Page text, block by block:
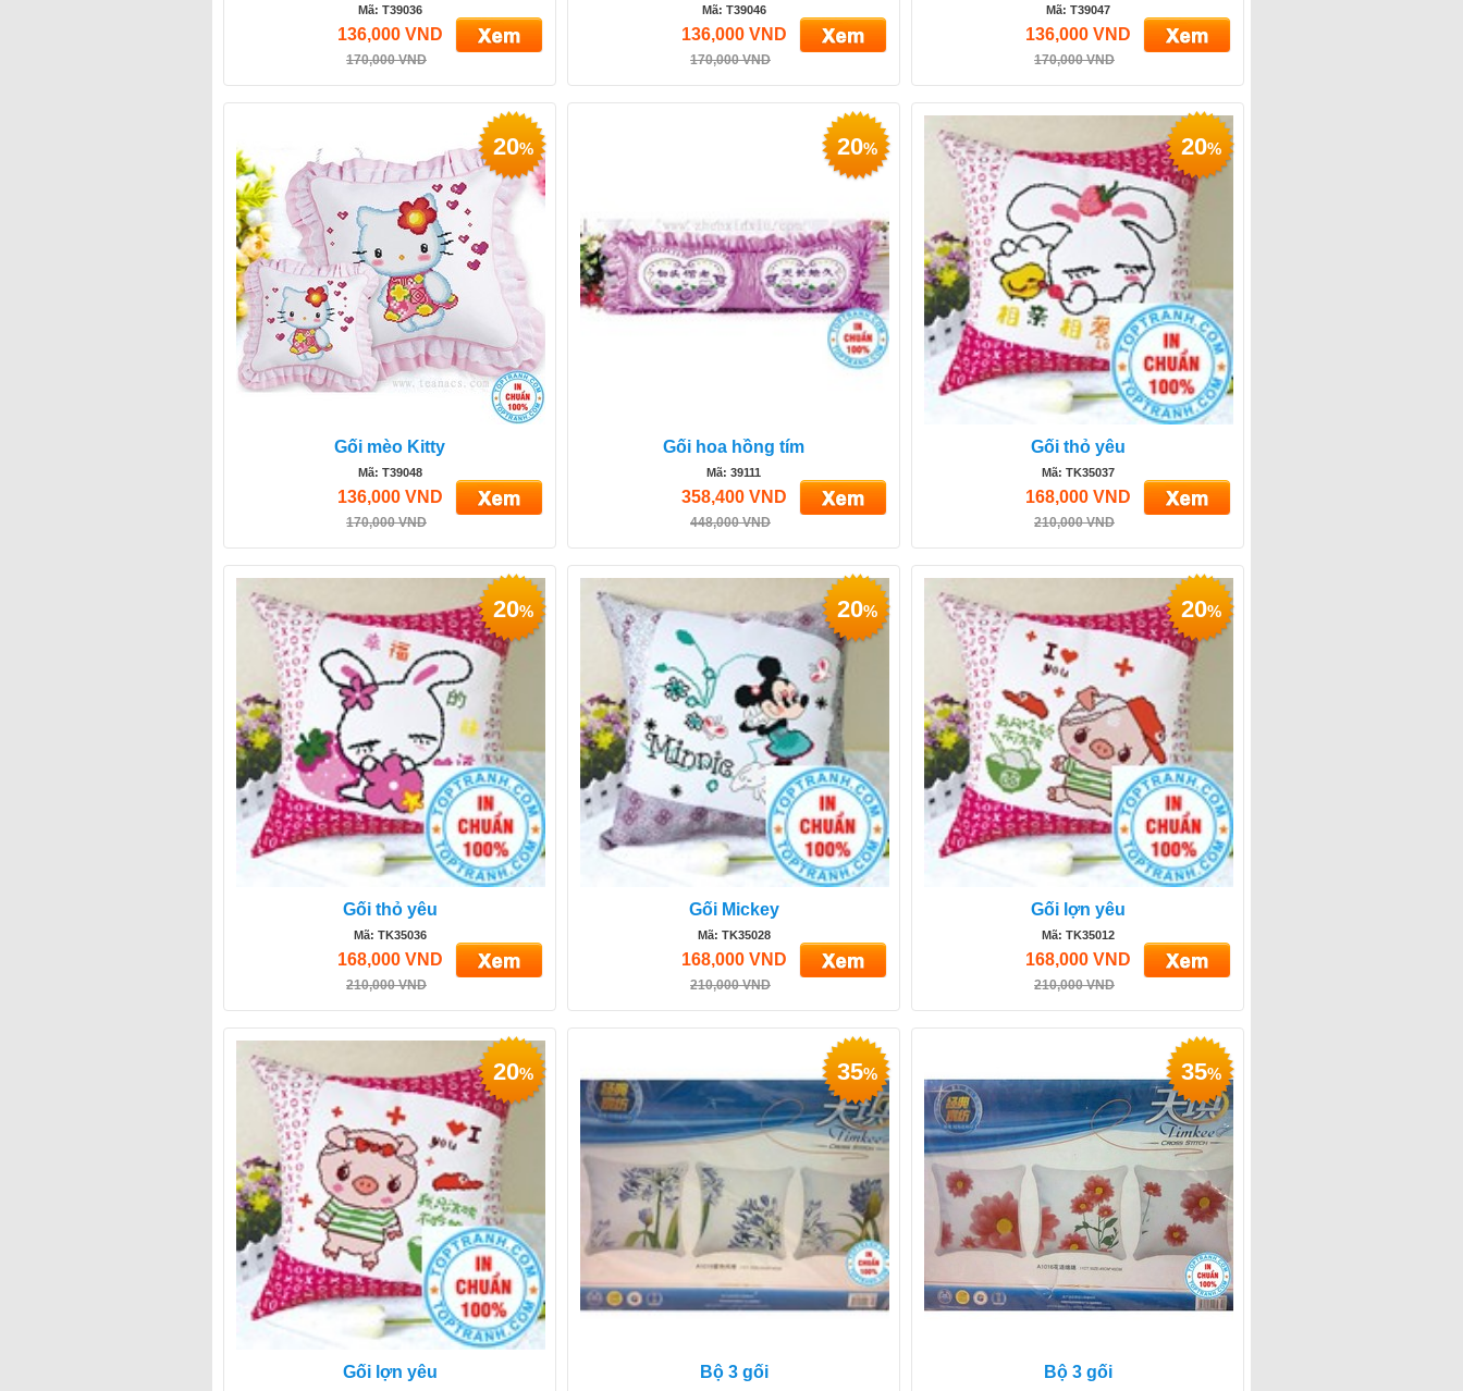
Mã: T39036
136,000 VND
170,000 VND
Mã: T39046
136,000 VND
170,000 VND
Mã: T39047
136,000 VND
170,000 VND
Gối mèo Kitty
Mã: T39048
136,000 VND
170,000 VND
20%
Gối hoa hồng tím
Mã: 39111
358,400 VND
448,000 VND
20%
Gối thỏ yêu
Mã: TK35037
168,000 VND
210,000 VND
20%
Gối thỏ yêu
Mã: TK35036
168,000 VND
210,000 VND
20%
Gối Mickey
Mã: TK35028
168,000 VND
210,000 VND
20%
Gối lợn yêu
Mã: TK35012
168,000 VND
210,000 VND
20%
Gối lợn yêu
20%
Bộ 3 gối
35%
Bộ 3 gối
35%